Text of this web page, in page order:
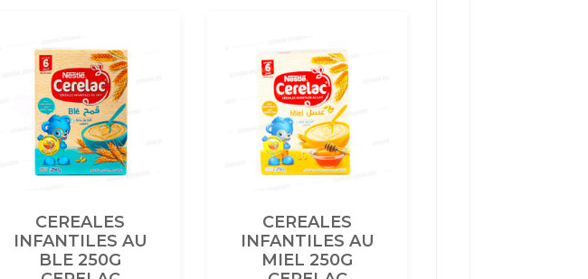
CEREALES
INFANTILES AU
BLE 250G
CEREALES
INFANTILES AU
MIEL 250G